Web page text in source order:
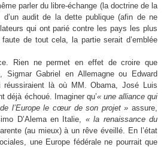
parler du libre-échange (la doctrine de la
d’un audit de la dette publique (afin de ne
qui ont parié contre les pays les plus
de tout cela, la partie serait d’emblée
Rien ne permet en effet de croire que
Sigmar Gabriel en Allemagne ou Edward
réussiraient là où MM. Obama, José Luis
déjà échoué. Imaginer qu’« une alliance qui
l’Europe le cœur de son projet » assure,
D’Alema en Italie, « la renaissance du
(au mieux) à un rêve éveillé. En l’état
une Europe fédérale ne pourrait que